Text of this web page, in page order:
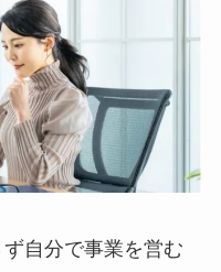
自分で事業を営む